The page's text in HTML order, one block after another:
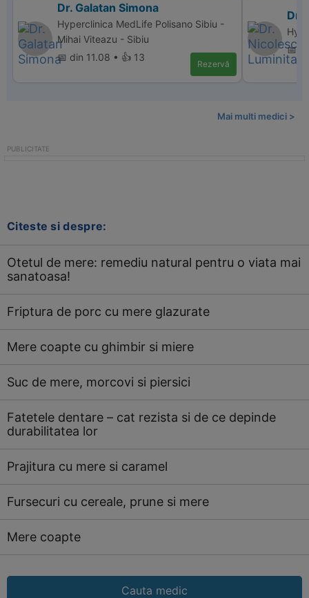
Dr. Galatan Simona
Hyperclinica MedLife Polisano Sibiu -
Mihai Viteazu - Sibiu
📅 din 11.08 • 👍 13
Rezervă
Dr.
📅
Mai multi medici >
Citeste si despre:
Otetul de mere: remediu natural pentru o viata mai
sanatoasa!
Friptura de porc cu mere glazurate
Mere coapte cu ghimbir si miere
Suc de mere, morcovi si piersici
Fatetele dentare – cat rezista si de ce depinde
durabilitatea lor
Prajitura cu mere si caramel
Fursecuri cu cereale, prune si mere
Mere coapte
Cauta medic